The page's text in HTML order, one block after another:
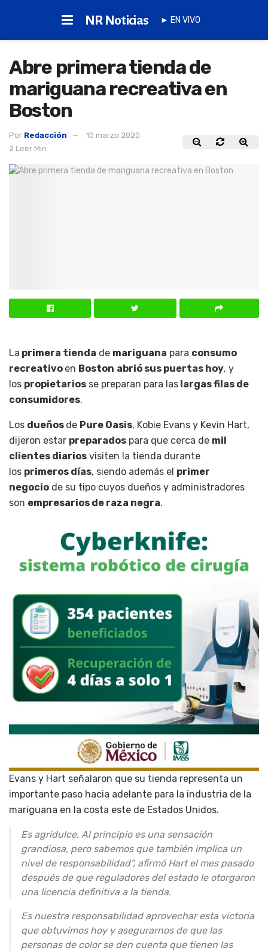
NR Noticias ► EN VIVO
Abre primera tienda de
mariguana recreativa en
Boston
Por Redacción
10 marzo 2020
2 Leer Min
La primera tienda de mariguana para consumo
recreativo en Boston abrió sus puertas hoy, y
los propietarios se preparan para las largas filas de
consumidores.
Los dueños de Pure Oasis, Kobie Evans y Kevin Hart,
dijeron estar preparados para que cerca de mil
clientes diarios visiten la tienda durante
los primeros días, siendo además el primer
negocio de su tipo cuyos dueños y administradores
son empresarios de raza negra.
Evans y Hart señalaron que su tienda representa un
importante paso hacia adelante para la industria de la
mariguana en la costa este de Estados Unidos.
Es agridulce. Al principio es una sensación
grandiosa, pero sabemos que también implica un
nivel de responsabilidad”, afirmó Hart el mes pasado
después de que reguladores del estado le otorgaron
una licencia definitiva a la tienda.
Es nuestra responsabilidad aprovechar esta victoria
que obtuvimos hoy y asegurarnos de que las
personas de color se den cuenta que tienen las